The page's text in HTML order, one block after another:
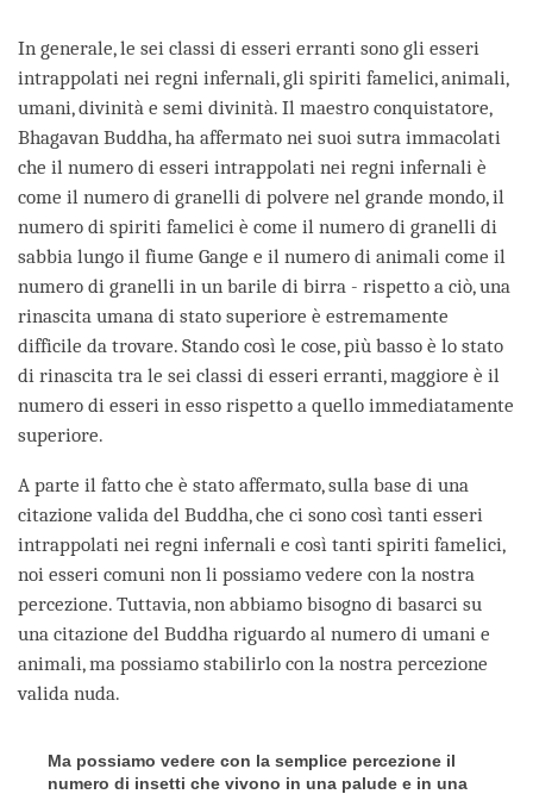
In generale, le sei classi di esseri erranti sono gli esseri
intrappolati nei regni infernali, gli spiriti famelici, animali,
umani, divinità e semi divinità. Il maestro conquistatore,
Bhagavan Buddha, ha affermato nei suoi sutra immacolati
che il numero di esseri intrappolati nei regni infernali è
come il numero di granelli di polvere nel grande mondo, il
numero di spiriti famelici è come il numero di granelli di
sabbia lungo il fiume Gange e il numero di animali come il
numero di granelli in un barile di birra - rispetto a ciò, una
rinascita umana di stato superiore è estremamente
difficile da trovare. Stando così le cose, più basso è lo stato
di rinascita tra le sei classi di esseri erranti, maggiore è il
numero di esseri in esso rispetto a quello immediatamente
superiore.
A parte il fatto che è stato affermato, sulla base di una
citazione valida del Buddha, che ci sono così tanti esseri
intrappolati nei regni infernali e così tanti spiriti famelici,
noi esseri comuni non li possiamo vedere con la nostra
percezione. Tuttavia, non abbiamo bisogno di basarci su
una citazione del Buddha riguardo al numero di umani e
animali, ma possiamo stabilirlo con la nostra percezione
valida nuda.
Ma possiamo vedere con la semplice percezione il
numero di insetti che vivono in una palude e in una